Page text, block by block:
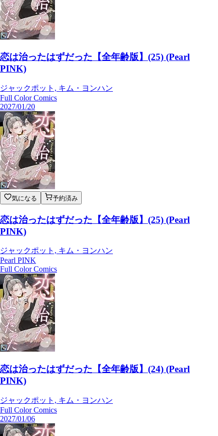
恋は治ったはずだった【全年齢版】(25) (Pearl
PINK)
ジャックポット, キム・ヨンハン
Full Color Comics
2027/01/20
気になる 予約済み
恋は治ったはずだった【全年齢版】(25) (Pearl
PINK)
ジャックポット, キム・ヨンハン
Pearl PINK
Full Color Comics
恋は治ったはずだった【全年齢版】(24) (Pearl
PINK)
ジャックポット, キム・ヨンハン
Full Color Comics
2027/01/06